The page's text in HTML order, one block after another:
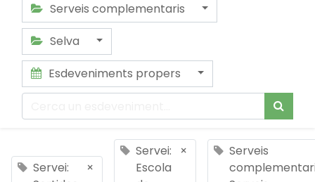
Serveis complementaris
Selva
Esdeveniments propers
Servei:
×
Servei:
Escola
×
Serveis